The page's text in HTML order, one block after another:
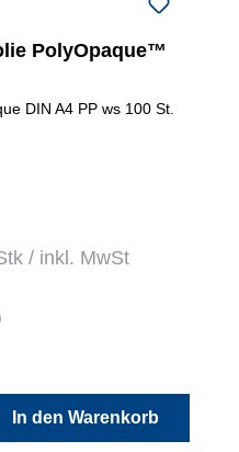
PolyOpaque™
DIN A4 PP ws 100 St.
/ inkl. MwSt
In den Warenkorb